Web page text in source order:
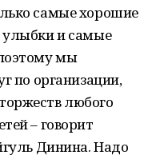
самые хорошие
улыбки и самые
мы
по организации,
любого
– говорит
Динина. Надо